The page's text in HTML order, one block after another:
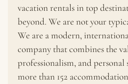
vacation rentals in top
beyond. We are not your
We are a modern,
company that combines the
professionalism, and personal
more than 152